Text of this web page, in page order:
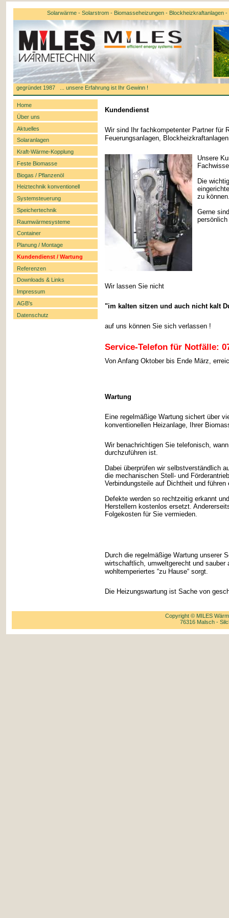
Solarwärme - Solarstrom - Biomasseheizungen -
gegründet 1987 ... unsere Erfahrung ist Ihr Gewinn !
Home
Über uns
Aktuelles
Solaranlagen
Kraft-Wärme-Kopplung
Feste Biomasse
Biogas / Pflanzenöl
Heiztechnik konventionell
Systemsteuerung
Speichertechnik
Raumwärmesysteme
Container
Planung / Montage
Kundendienst / Wartung
Referenzen
Downloads & Links
Impressum
AGB's
Datenschutz
Kundendienst
Wir sind Ihr fachkompetenter Partner für
Feuerungsanlagen,
Unsere
Die
zu
Gerne
Wir lassen Sie nicht
"im kalten sitzen und auch nicht kalt
auf uns können Sie sich verlassen !
Service-Telefon für Notfälle:
Von Anfang Oktober bis Ende März,
Wartung
Eine regelmäßige Wartung sichert über
konventionellen Heizanlage, Ihrer
Wir benachrichtigen Sie telefonisch,
durchzuführen ist.
Dabei überprüfen wir selbstverständlich
die mechanischen Stell- und
Verbindungsteile auf Dichtheit und
Defekte werden so rechtzeitig erkannt
Herstellern kostenlos ersetzt.
Folgekosten für Sie vermieden.
Durch die regelmäßige Wartung unserer
wirtschaftlich, umweltgerecht und
wohltemperiertes “zu Hause“ sorgt.
Die Heizungswartung ist Sache von
Copyright © MILES
76316 Malsch -